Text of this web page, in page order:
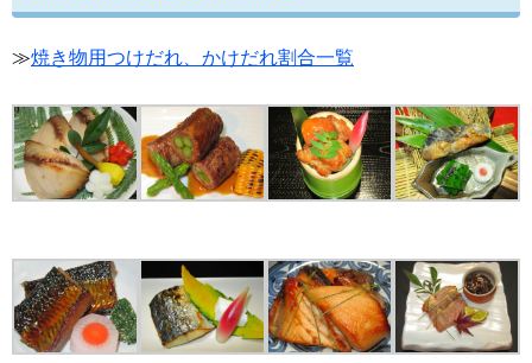
≫焼き物用つけだれ、かけだれ割合一覧